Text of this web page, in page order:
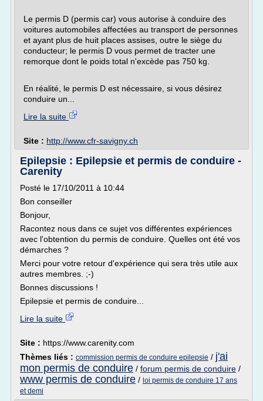
Le permis D (permis car) vous autorise à conduire des
voitures automobiles affectées au transport de personnes
et ayant plus de huit places assises, outre le siège du
conducteur; le permis D vous permet de tracter une
remorque dont le poids total n'excède pas 750 kg.
En réalité, le permis D est nécessaire, si vous désirez
conduire un...
Lire la suite
Site : http://www.cfr-savigny.ch
Epilepsie : Epilepsie et permis de conduire -
Carenity
Posté le 17/10/2011 à 10:44
Bon conseiller
Bonjour,
Racontez nous dans ce sujet vos différentes expériences
avec l'obtention du permis de conduire. Quelles ont été vos
démarches ?
Merci pour votre retour d'expérience qui sera très utile aux
autres membres. ;-)
Bonnes discussions !
Epilepsie et permis de conduire...
Lire la suite
Site : https://www.carenity.com
Thèmes liés : commission permis de conduire epilepsie / j'ai
mon permis de conduire / forum permis de conduire /
www permis de conduire / loi permis de conduire 17 ans
et demi